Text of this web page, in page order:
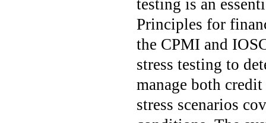
testing is an
Principles for
the CPMI and
stress testing to
manage both
stress scenarios